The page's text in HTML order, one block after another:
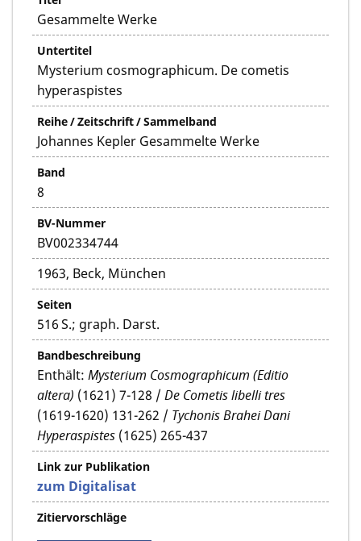
Gesammelte Werke
Untertitel
Mysterium cosmographicum. De cometis
hyperaspistes
Reihe / Zeitschrift / Sammelband
Johannes Kepler Gesammelte Werke
Band
8
BV-Nummer
BV002334744
1963, Beck, München
Seiten
516 S.; graph. Darst.
Bandbeschreibung
Enthält: Mysterium Cosmographicum (Editio
altera) (1621) 7-128 / De Cometis libelli tres
(1619-1620) 131-262 / Tychonis Brahei Dani
Hyperaspistes (1625) 265-437
Link zur Publikation
zum Digitalisat
Zitiervorschläge